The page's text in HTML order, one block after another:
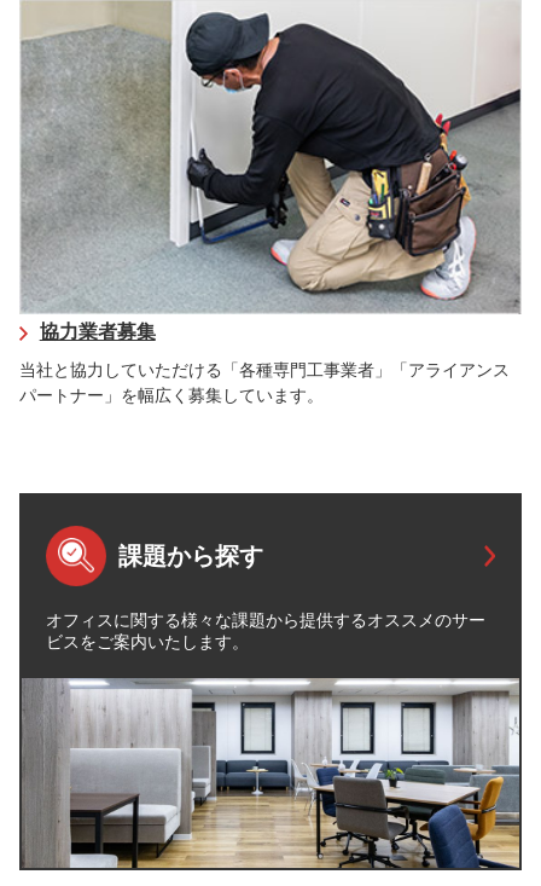
協力業者募集
当社と協力していただける「各種専門工事業者」「アライアンス
パートナー」を幅広く募集しています。
課題から探す
オフィスに関する様々な課題から提供するオススメのサー
ビスをご案内いたします。